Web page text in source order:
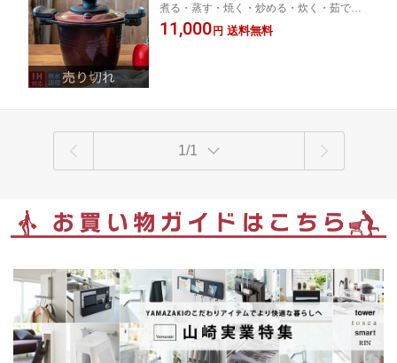
ッチン アピデ 【 無水調理鍋 低圧力鍋
セラミックコート 】
煮る・蒸す・焼く・炒める・炊く・茹でる
の6役を1台でこなす、多機能な調理鍋。低
圧多機能鍋は、通常の圧力なべよりも低圧
11,000 円 送料無料
1/1